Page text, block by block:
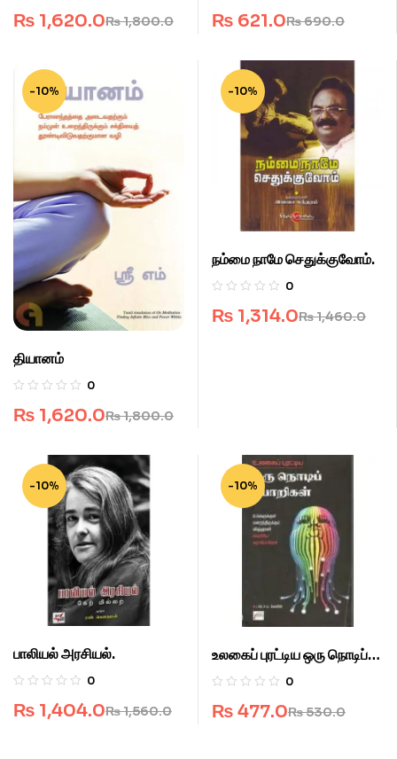
₨1,800.0
₨ 1,620.0 ₨690.0
₨ 621.0
-10%
தியானம்
0
₨1,800.0
₨ 1,620.0
-10%
நம்மை நாமே செதுக்குவோம்.
0
₨1,460.0
₨ 1,314.0
-10%
பாலியல் அரசியல்.
0
₨1,560.0
₨ 1,404.0
-10%
உலகைப் புரட்டிய ஒரு நொடிப்
பொறிகள்.
0
₨530.0
₨ 477.0